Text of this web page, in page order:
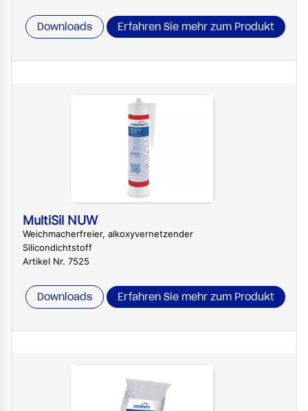
Downloads Erfahren Sie mehr zum Produkt
MultiSil NUW
Weichmacherfreier, alkoxyvernetzender
Silicondichtstoff
Artikel Nr. 7525
Downloads Erfahren Sie mehr zum Produkt